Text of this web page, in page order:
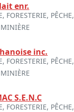
enr.
FORESTERIE, PÊCHE,
inc.
FORESTERIE, PÊCHE,
S.E.N.C
FORESTERIE, PÊCHE,